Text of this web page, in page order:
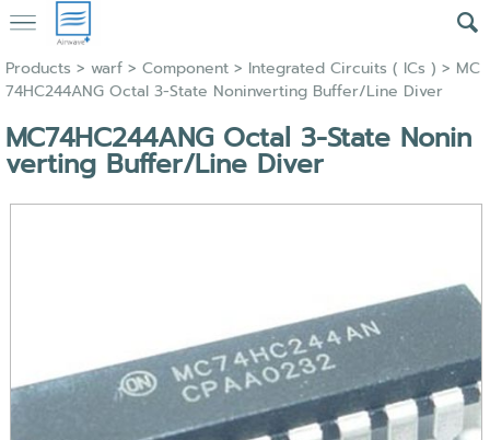
Products > warf> Component> Integrated Circuits ( ICs ) > MC
74HC244ANG Octal 3-State Noninverting Buffer/Line Diver
MC74HC244ANG Octal 3-State Nonin
verting Buffer/Line Diver